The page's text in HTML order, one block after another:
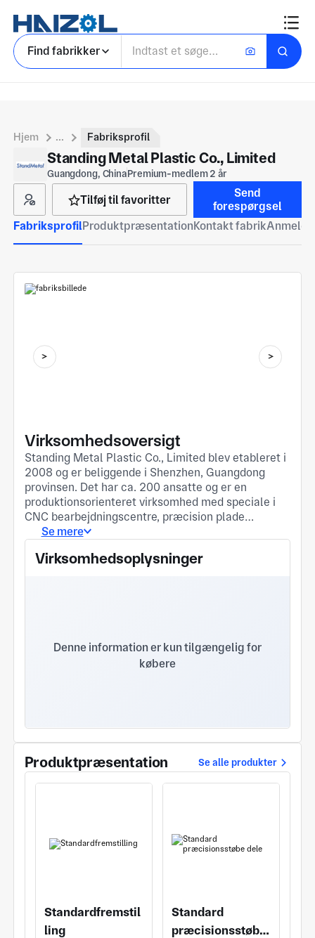
Find fabrikker
Hjem ... Fabriksprofil
Standing Metal Plastic Co., Limited
Guangdong, ChinaPremium-medlem 2 år
Tilføj til favoritter
Send
forespørgsel
FabriksprofilProduktpræsentation Kontakt fabrik
Virksomhedsoversigt
Standing Metal Plastic Co., Limited blev etableret i
2008 og er beliggende i Shenzhen, Guangdong
provinsen. Det har ca. 200 ansatte og er en
produktionsorienteret virksomhed med speciale i
CNC bearbejdningscentre, præcision plade
forarbejdning, metal stempling, støbning,
levere et komplet sæt af tjenester fra
Plastmaterialer såsom PMMA, POM,, PTTFE, ABS,
PC, Nylon, silikonegummi osv. under forudsætning
silkeskærmtryk mv. I mange år, Virksomheden har
produktionserfaring inden for produktdesign og
produktion, CNC bearbejdning centre,
pladebehandling, sprøjtestøbning, metal stempling,
mulighed for at give kunderne
monteringskapaciteter til færdige produkter. Og
win-win samarbejde.
Se mere
Virksomhedsoplysninger
Denne information er kun tilgængelig for
købere
Produktpræsentation Se alle produkter
Standardfremstil
ling
Standard
præcisionsstøbe